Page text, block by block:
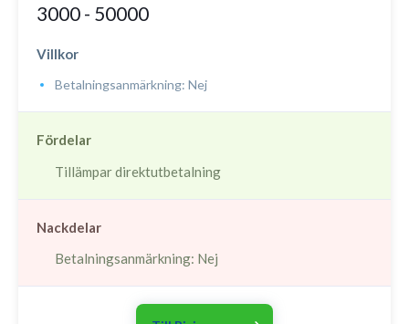
3000 - 50000
Villkor
Betalningsanmärkning: Nej
Fördelar
Tillämpar direktutbetalning
Nackdelar
Betalningsanmärkning: Nej